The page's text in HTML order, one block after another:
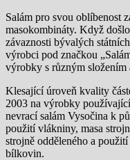
Salám pro svou oblíbenost
masokombináty. Když
závaznosti bývalých
výrobci pod značkou
výrobky s různým složením
Klesající úroveň kvality
2003 na výrobky
nevrací salám Vysočina k
použití vlákniny, masa
strojně odděleného a
bílkovin.